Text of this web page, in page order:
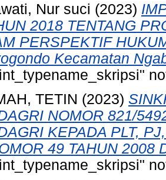
Nur suci (2023)
2018 TENTANG
PERSPEKTIF
Kecamatan
TETIN (2023)
NOMOR 821/
KEPADA PLT,
49 TAHUN 2008